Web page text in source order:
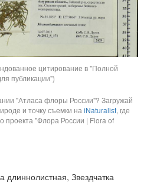
цитирование в "Полной
публикации")
"Атласа флоры России"? Загружай
и точку съемки на iNaturalist, где
проекта "Флора России | Flora of
длиннолистная, Звездчатка